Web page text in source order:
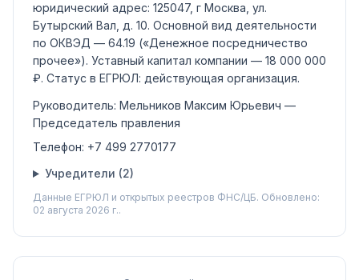
юридический адрес: 125047, г Москва, ул.
Бутырский Вал, д. 10. Основной вид деятельности
по ОКВЭД — 64.19 («Денежное посредничество
прочее»). Уставный капитал компании — 18 000 000
₽. Статус в ЕГРЮЛ: действующая организация.
Руководитель: Мельников Максим Юрьевич —
Председатель правления
Телефон: +7 499 2770177
Учредители (2)
Данные ЕГРЮЛ и открытых реестров ФНС/ЦБ. Обновлено:
02 августа 2026 г..